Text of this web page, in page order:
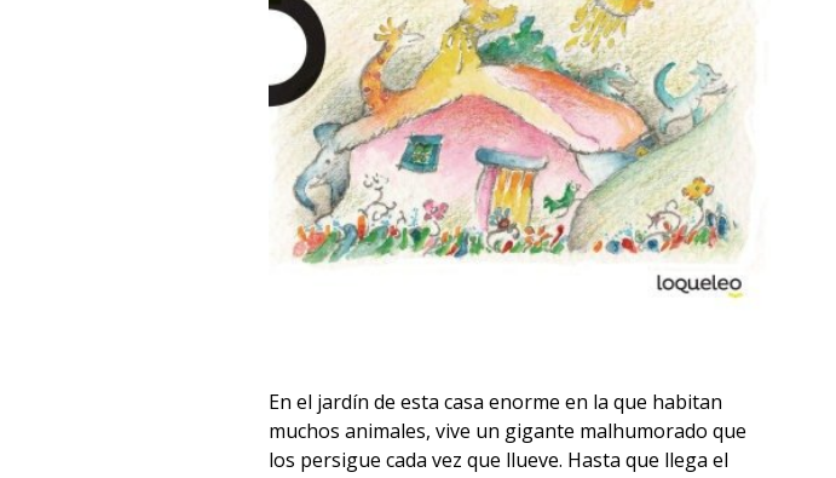
En el jardín de esta casa enorme en la que habitan
muchos animales, vive un gigante malhumorado que
los persigue cada vez que llueve. Hasta que llega el